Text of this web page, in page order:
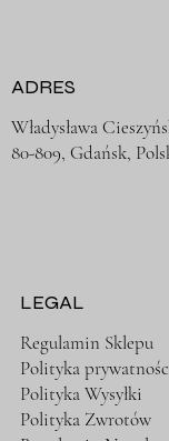
LEGAL
Regulamin Sklepu
Polityka
Polityka Wysyłki
Polityka Zwrotów
ADRES
Władysława
80-809, Gdańsk,